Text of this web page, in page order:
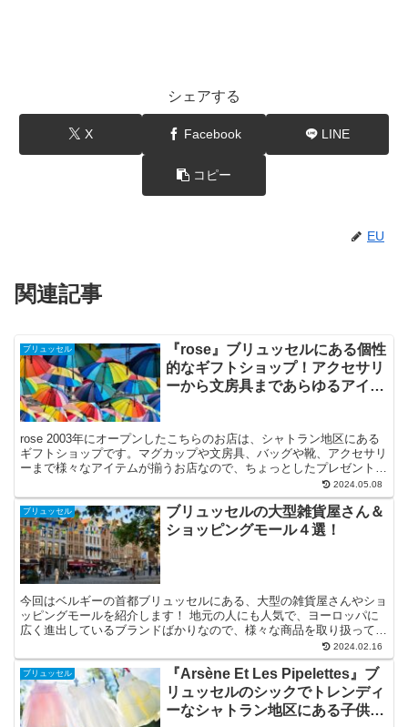
シェアする
X Facebook LINE
コピー
EU
関連記事
ブリュッセル
『rose』ブリュッセルにある個性
的なギフトショップ！アクセサリ
ーから文房具まであらゆるアイテ
rose 2003年にオープンしたこちらのお店は、シャトラン地区にある
ギフトショップです。マグカップや文房具、バッグや靴、アクセサリ
ーまで様々なアイテムが揃うお店なので、ちょっとしたプレゼントを
2024.05.08
ブリュッセル
ブリュッセルの大型雑貨屋さん＆
ショッピングモール４選！
今回はベルギーの首都ブリュッセルにある、大型の雑貨屋さんやショ
ッピングモールを紹介します！ 地元の人にも人気で、ヨーロッパに
広く進出しているブランドばかりなので、様々な商品を取り扱ってい
て、お気に入りの雑貨が見つかると思います！価格もリーズナブルな
ものが多いので、お土産にも最適です！
2024.02.16
ブリュッセル
『Arsène Et Les Pipelettes』ブ
リュッセルのシックでトレンディ
ーなシャトラン地区にある子供服